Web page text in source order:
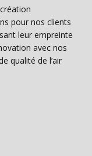
pour nos clients
leur empreinte
avec nos
qualité de l’air